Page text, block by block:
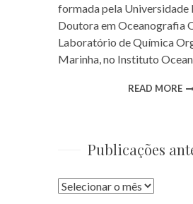
formada pela Universidade
Doutora em Oceanografia
Laboratório de Química
Marinha, no Instituto
READ MORE
Publicações
Publicações